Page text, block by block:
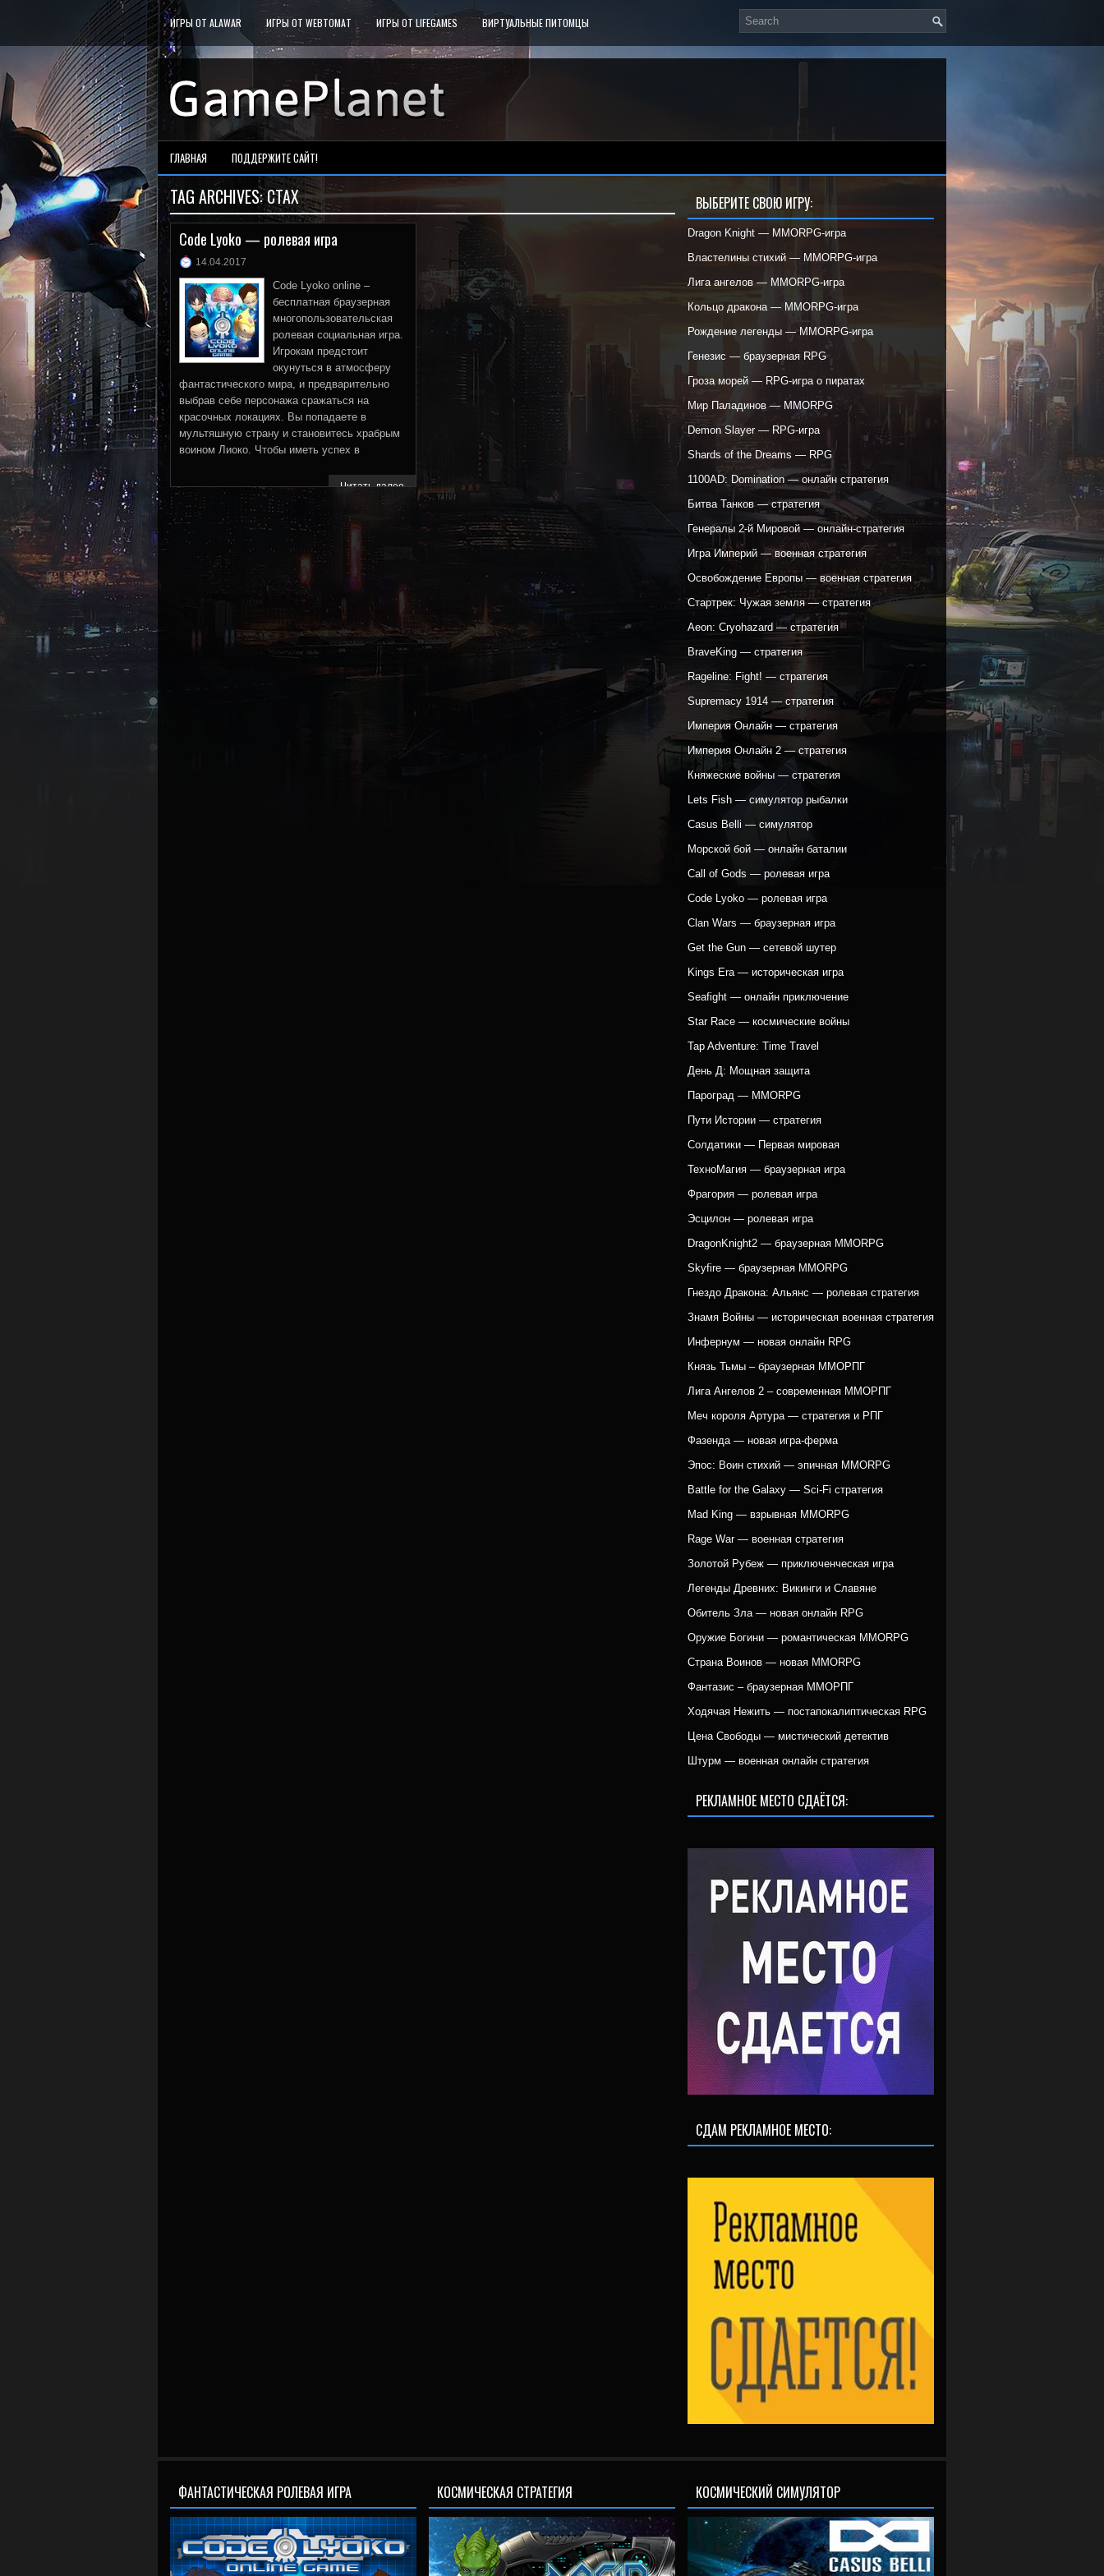
ИГРЫ ОТ ALAWAR ИГРЫ ОТ WEBTOMAT ИГРЫ ОТ LIFEGAMES ВИРТУАЛЬНЫЕ ПИТОМЦЫ
ГЛАВНАЯ ПОДДЕРЖИТЕ САЙТ!
TAG ARCHIVES:СТАХ
Code Lyoko — ролевая игра
14.04.2017
Code Lyoko online –
бесплатная браузерная
многопользовательская
ролевая социальная игра.
Игрокам предстоит
окунуться в атмосферу
фантастического мира, и предварительно
выбрав себе персонажа сражаться на
красочных локациях. Вы попадаете в
мультяшную страну и становитесь храбрым
воином Лиоко. Чтобы иметь успех в
Читать далее
ВЫБЕРИТЕ СВОЮ ИГРУ:
Dragon Knight — MMORPG-игра
Властелины стихий — MMORPG-игра
Лига ангелов — MMORPG-игра
Кольцо дракона — MMORPG-игра
Рождение легенды — MMORPG-игра
Генезис — браузерная RPG
Гроза морей — RPG-игра о пиратах
Мир Паладинов — MMORPG
Demon Slayer — RPG-игра
Shards of the Dreams — RPG
1100AD: Domination — онлайн стратегия
Битва Танков — стратегия
Генералы 2-й Мировой — онлайн-стратегия
Игра Империй — военная стратегия
Освобождение Европы — военная стратегия
Стартрек: Чужая земля — стратегия
Aeon: Cryohazard — стратегия
BraveKing — стратегия
Rageline: Fight! — стратегия
Supremacy 1914 — стратегия
Империя Онлайн — стратегия
Империя Онлайн 2 — стратегия
Княжеские войны — стратегия
Lets Fish — симулятор рыбалки
Casus Belli — симулятор
Морской бой — онлайн баталии
Call of Gods — ролевая игра
Code Lyoko — ролевая игра
Clan Wars — браузерная игра
Get the Gun — сетевой шутер
Kings Era — историческая игра
Seafight — онлайн приключение
Star Race — космические войны
Tap Adventure: Time Travel
День Д: Мощная защита
Пароград — MMORPG
Пути Истории — стратегия
Солдатики — Первая мировая
ТехноМагия — браузерная игра
Фрагория — ролевая игра
Эсцилон — ролевая игра
DragonKnight2 — браузерная MMORPG
Skyfire — браузерная MMORPG
Гнездо Дракона: Альянс — ролевая стратегия
Знамя Войны — историческая военная стратегия
Инфернум — новая онлайн RPG
Князь Тьмы – браузерная ММОРПГ
Лига Ангелов 2 – современная ММОРПГ
Меч короля Артура — стратегия и РПГ
Фазенда — новая игра-ферма
Эпос: Воин стихий — эпичная MMORPG
Battle for the Galaxy — Sci-Fi стратегия
Mad King — взрывная MMORPG
Rage War — военная стратегия
Золотой Рубеж — приключенческая игра
Легенды Древних: Викинги и Славяне
Обитель Зла — новая онлайн RPG
Оружие Богини — романтическая MMORPG
Страна Воинов — новая MMORPG
Фантазис – браузерная ММОРПГ
Ходячая Нежить — постапокалиптическая RPG
Цена Свободы — мистический детектив
Штурм — военная онлайн стратегия
РЕКЛАМНОЕ МЕСТО СДАЁТСЯ:
СДАМ РЕКЛАМНОЕ МЕСТО:
ФАНТАСТИЧЕСКАЯ РОЛЕВАЯ ИГРА КОСМИЧЕСКАЯ СТРАТЕГИЯ КОСМИЧЕСКИЙ СИМУЛЯТОР